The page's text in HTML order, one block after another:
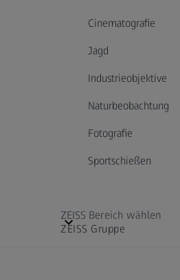
Cinematografie
Jagd
Industrieobjektive
Naturbeobachtung
Fotografie
Sportschießen
ZEISS Bereich wählen
ZEISS Gruppe